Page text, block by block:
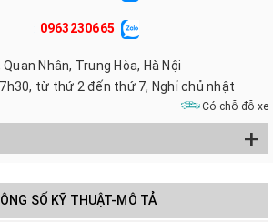
: 0963230665
Nhân, Trung Hòa, Hà Nội
từ thứ 2 đến thứ 7, Nghỉ chủ nhật
Có chỗ đỗ xe
+
SỐ KỸ THUẬT-MÔ TẢ